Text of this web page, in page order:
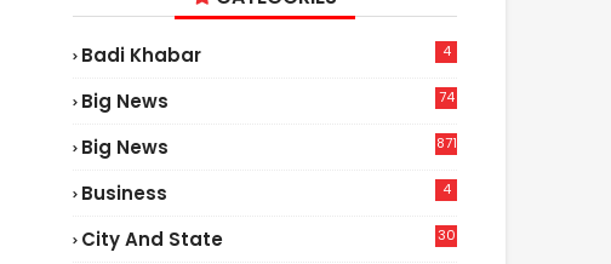
Badi Khabar 4
Big News
74
Big News 871
Business 4
City And State 30